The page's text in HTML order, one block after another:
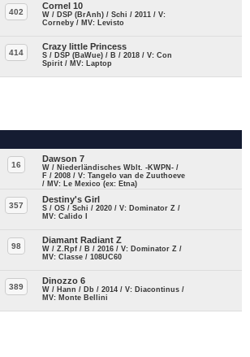
402
Cornel 10
W / DSP (BrAnh) / Schi / 2011 / V:
Corneby / MV: Levisto
414
Crazy little Princess
S / DSP (BaWue) / B / 2018 / V: Con
Spirit / MV: Laptop
16
Dawson 7
W / Niederländisches Wblt. -KWPN- /
F / 2008 / V: Tangelo van de Zuuthoeve
/ MV: Le Mexico (ex: Etna)
357
Destiny's Girl
S / OS / Schi / 2020 / V: Dominator Z /
MV: Calido I
98
Diamant Radiant Z
W / Z.Rpf / B / 2016 / V: Dominator Z /
MV: Classe / 108UC60
389
Dinozzo 6
W / Hann / Db / 2014 / V: Diacontinus /
MV: Monte Bellini